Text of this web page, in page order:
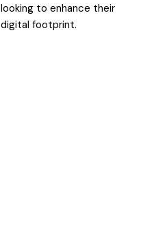
looking to enhance their
digital footprint.